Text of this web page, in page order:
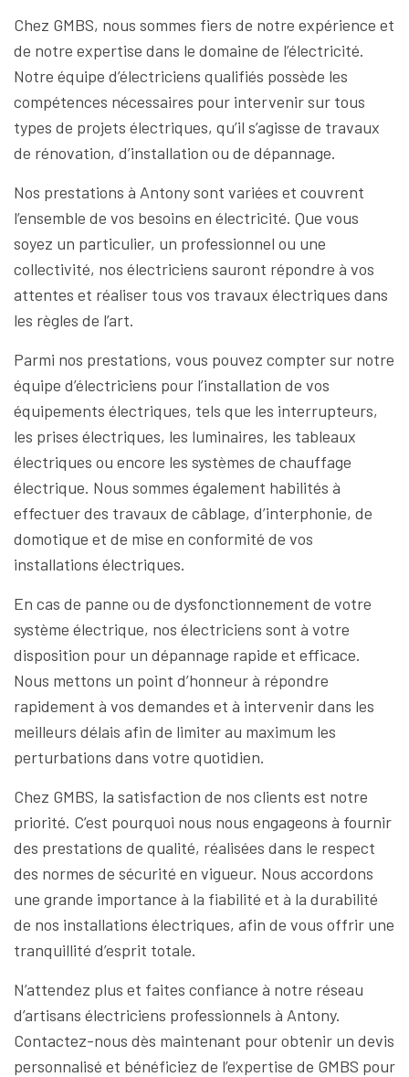
Chez GMBS, nous sommes fiers de notre expérience et
de notre expertise dans le domaine de l’électricité.
Notre équipe d’électriciens qualifiés possède les
compétences nécessaires pour intervenir sur tous
types de projets électriques, qu’il s’agisse de travaux
de rénovation, d’installation ou de dépannage.
Nos prestations à Antony sont variées et couvrent
l’ensemble de vos besoins en électricité. Que vous
soyez un particulier, un professionnel ou une
collectivité, nos électriciens sauront répondre à vos
attentes et réaliser tous vos travaux électriques dans
les règles de l’art.
Parmi nos prestations, vous pouvez compter sur notre
équipe d’électriciens pour l’installation de vos
équipements électriques, tels que les interrupteurs,
les prises électriques, les luminaires, les tableaux
électriques ou encore les systèmes de chauffage
électrique. Nous sommes également habilités à
effectuer des travaux de câblage, d’interphonie, de
domotique et de mise en conformité de vos
installations électriques.
En cas de panne ou de dysfonctionnement de votre
système électrique, nos électriciens sont à votre
disposition pour un dépannage rapide et efficace.
Nous mettons un point d’honneur à répondre
rapidement à vos demandes et à intervenir dans les
meilleurs délais afin de limiter au maximum les
perturbations dans votre quotidien.
Chez GMBS, la satisfaction de nos clients est notre
priorité. C’est pourquoi nous nous engageons à fournir
des prestations de qualité, réalisées dans le respect
des normes de sécurité en vigueur. Nous accordons
une grande importance à la fiabilité et à la durabilité
de nos installations électriques, afin de vous offrir une
tranquillité d’esprit totale.
N’attendez plus et faites confiance à notre réseau
d’artisans électriciens professionnels à Antony.
Contactez-nous dès maintenant pour obtenir un devis
personnalisé et bénéficiez de l’expertise de GMBS pour